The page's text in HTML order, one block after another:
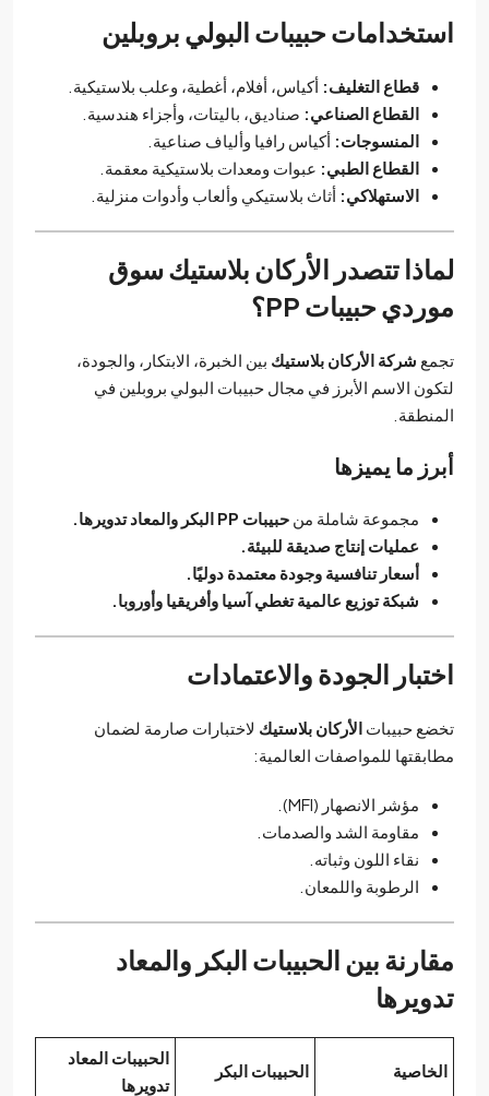
استخدامات حبيبات البولي بروبلين
قطاع التغليف: أكياس، أفلام، أغطية، وعلب بلاستيكية.
القطاع الصناعي: صناديق، باليتات، وأجزاء هندسية.
المنسوجات: أكياس رافيا وألياف صناعية.
القطاع الطبي: عبوات ومعدات بلاستيكية معقمة.
الاستهلاكي: أثاث بلاستيكي وألعاب وأدوات منزلية.
لماذا تتصدر الأركان بلاستيك سوق
موردي حبيبات PP؟
تجمع شركة الأركان بلاستيك بين الخبرة، الابتكار، والجودة،
لتكون الاسم الأبرز في مجال حبيبات البولي بروبلين في
المنطقة.
أبرز ما يميزها
مجموعة شاملة من حبيبات PP البكر والمعاد تدويرها.
عمليات إنتاج صديقة للبيئة.
أسعار تنافسية وجودة معتمدة دوليًا.
شبكة توزيع عالمية تغطي آسيا وأفريقيا وأوروبا.
اختبار الجودة والاعتمادات
تخضع حبيبات الأركان بلاستيك لاختبارات صارمة لضمان
مطابقتها للمواصفات العالمية:
مؤشر الانصهار (MFI).
مقاومة الشد والصدمات.
نقاء اللون وثباته.
الرطوبة واللمعان.
مقارنة بين الحبيبات البكر والمعاد
تدويرها
الخاصية الحبيبات البكر
الحبيبات المعاد
تدويرها